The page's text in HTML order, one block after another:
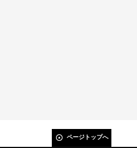
ページトップへ